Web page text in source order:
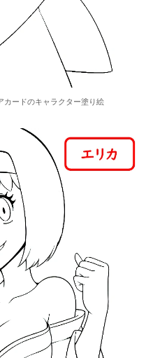
カードのキャラクター塗り絵